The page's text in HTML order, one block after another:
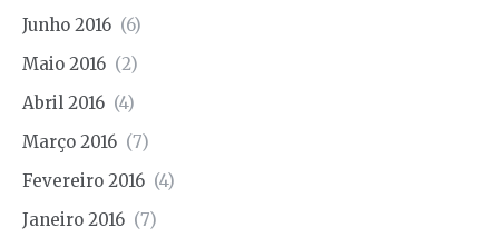
Junho 2016 (6)
Maio 2016 (2)
Abril 2016 (4)
Março 2016 (7)
Fevereiro 2016 (4)
Janeiro 2016 (7)